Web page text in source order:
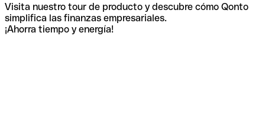
Visita nuestro tour de producto y descubre cómo Qonto
simplifica las finanzas empresariales.
¡Ahorra tiempo y energía!